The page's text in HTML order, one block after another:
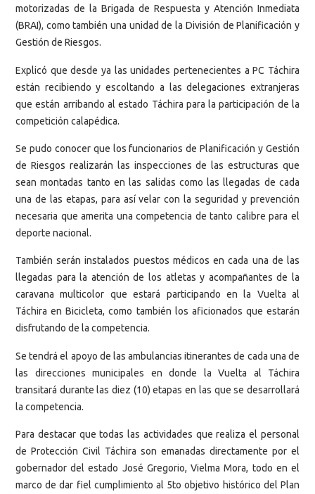
motorizadas de la Brigada de Respuesta y Atención Inmediata
(BRAI), como también una unidad de la División de Planificación y
Gestión de Riesgos.
Explicó que desde ya las unidades pertenecientes a PC Táchira
están recibiendo y escoltando a las delegaciones extranjeras
que están arribando al estado Táchira para la participación de la
competición calapédica.
Se pudo conocer que los funcionarios de Planificación y Gestión
de Riesgos realizarán las inspecciones de las estructuras que
sean montadas tanto en las salidas como las llegadas de cada
una de las etapas, para así velar con la seguridad y prevención
necesaria que amerita una competencia de tanto calibre para el
deporte nacional.
También serán instalados puestos médicos en cada una de las
llegadas para la atención de los atletas y acompañantes de la
caravana multicolor que estará participando en la Vuelta al
Táchira en Bicicleta, como también los aficionados que estarán
disfrutando de la competencia.
Se tendrá el apoyo de las ambulancias itinerantes de cada una de
las direcciones municipales en donde la Vuelta al Táchira
transitará durante las diez (10) etapas en las que se desarrollará
la competencia.
Para destacar que todas las actividades que realiza el personal
de Protección Civil Táchira son emanadas directamente por el
gobernador del estado José Gregorio, Vielma Mora, todo en el
marco de dar fiel cumplimiento al 5to objetivo histórico del Plan